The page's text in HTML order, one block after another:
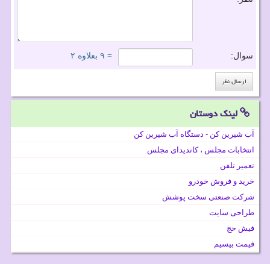
سوال: = ۹ بعلاوه ۲
لینک دوستان
آب شیرین کن - دستگاه آب شیرین کن
انتخابات مجلس ، کاندیدای مجلس
تعمیر تلفن
خرید و فروش خودرو
شرکت صنعتی سخت پوشش
طراحی سایت
فیش حج
قیمت بیسیم